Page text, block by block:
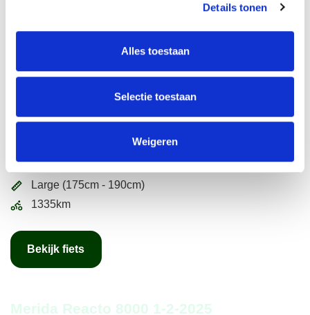
Details tonen
Alles toestaan
Selectie toestaan
Weigeren
Bergamont E-Trailster Expert 2023
€2899
Large (175cm - 190cm)
1335km
Bekijk fiets
Merida Reacto 8000 1-2-2025